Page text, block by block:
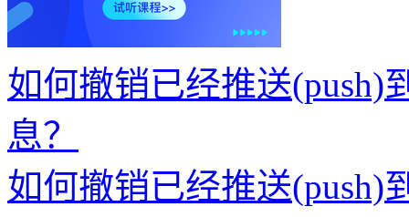
如何撤销已经推送(push)
息？
如何撤销已经推送(push)